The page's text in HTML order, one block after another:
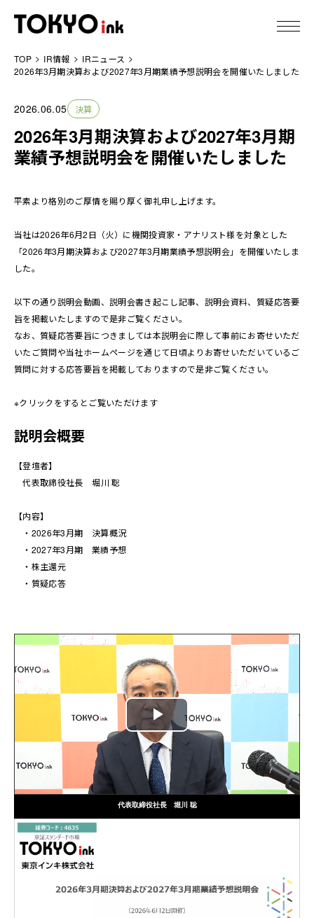
東京インキについて
製品情報
技術情報
サステナビリティ
ニュース
採用情報
お問い合わせ EN
TOP IR情報
IRニュース
2026年3月期決算および2027年3月期業績予想説明会を開催いたしました
2026.06.05 決算
2026年3月期決算および2027年3月期
業績予想説明会を開催いたしました
平素より格別のご厚情を賜り厚く御礼申し上げます。
当社は2026年6月2日（火）に機関投資家・アナリスト様を対象とした
「2026年3月期決算および2027年3月期業績予想説明会」を開催いたしま
した。
以下の通り説明会動画、説明会書き起こし記事、説明会資料、質疑応答要
旨を掲載いたしますので是非ご覧ください。
なお、質疑応答要旨につきましては本説明会に際して事前にお寄せいただ
いたご質問や当社ホームページを通じて日頃よりお寄せいただいているご
質問に対する応答要旨を掲載しておりますので是非ご覧ください。
※クリックをするとご覧いただけます
説明会概要
【登壇者】
代表取締役社長 堀川 聡
【内容】
・2026年3月期 決算概況
・2027年3月期 業績予想
・株主還元
・質疑応答